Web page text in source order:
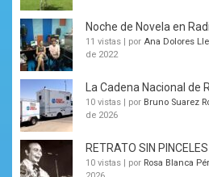
Noche de Novela en
11 vistas | por Ana Dolores
de 2022
La Cadena Nacional de
10 vistas | por Bruno Suarez
de 2026
RETRATO SIN
10 vistas | por Rosa Blanca